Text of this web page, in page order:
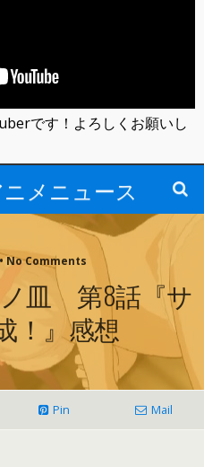
メニュース
No Comments
皿 第8話『サ
！』感想
Pin Mail
です！よろしくお願いし